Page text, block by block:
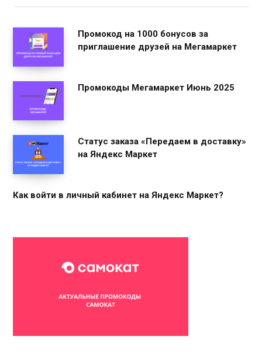
Промокод на 1000 бонусов за
приглашение друзей на Мегамаркет
Промокоды Мегамаркет Июнь 2025
Статус заказа «Передаем в доставку»
на Яндекс Маркет
Как войти в личный кабинет на Яндекс Маркет?